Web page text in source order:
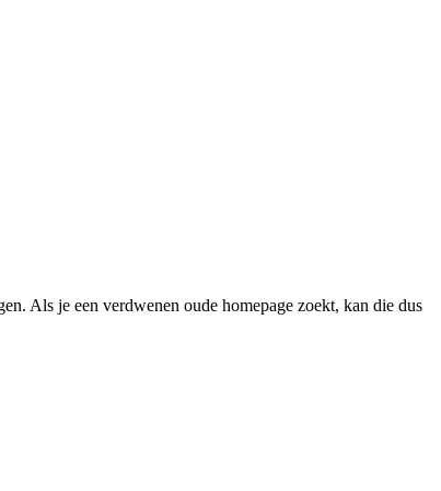
Als je een verdwenen oude homepage zoekt, kan die dus